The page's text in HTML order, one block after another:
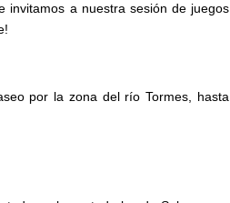
invitamos a nuestra sesión de juegos
por la zona del río Tormes, hasta